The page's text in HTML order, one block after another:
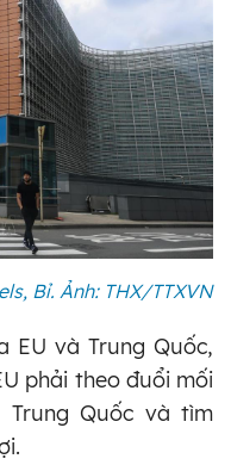
Bỉ. Ảnh: THX/TTXVN
EU và Trung Quốc,
phải theo đuổi mối
Quốc và tìm